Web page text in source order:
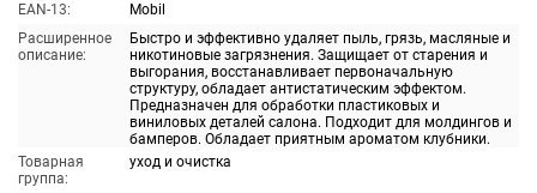
EAN-13:
Mobil
Расширенное
описание:
Быстро и эффективно удаляет пыль, грязь, масляные и
никотиновые загрязнения. Защищает от старения и
выгорания, восстанавливает первоначальную
структуру, обладает антистатическим эффектом.
Предназначен для обработки пластиковых и
виниловых деталей салона. Подходит для молдингов и
бамперов. Обладает приятным ароматом клубники.
Товарная
группа:
уход и очистка